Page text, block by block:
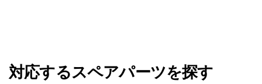
対応するスペアパーツを探す